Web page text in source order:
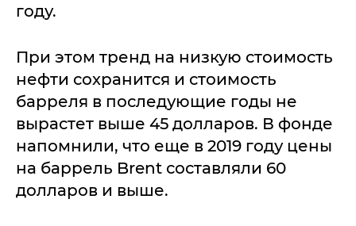
году.
При этом тренд на низкую стоимость
нефти сохранится и стоимость
барреля в последующие годы не
вырастет выше 45 долларов. В фонде
напомнили, что еще в 2019 году цены
на баррель Brent составляли 60
долларов и выше.